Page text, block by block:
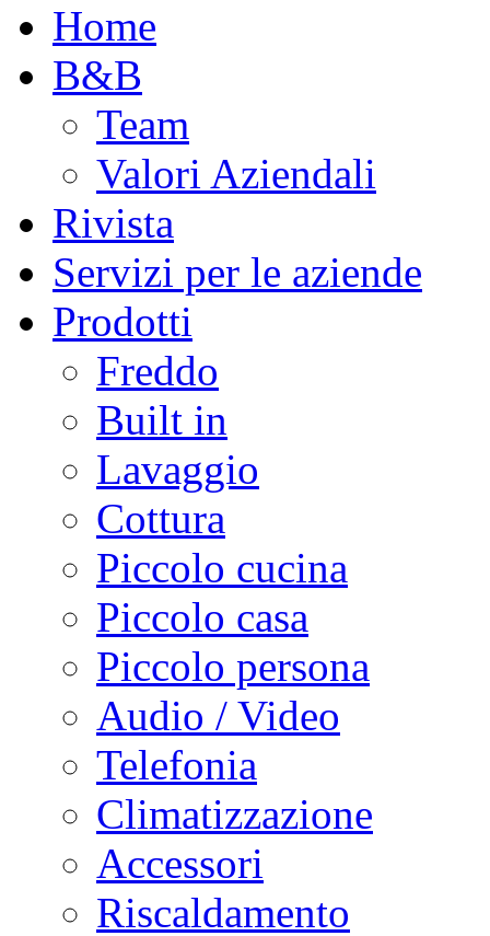
Home
B&B
Team
Valori Aziendali
Rivista
Servizi per le aziende
Prodotti
Freddo
Built in
Lavaggio
Cottura
Piccolo cucina
Piccolo casa
Piccolo persona
Audio / Video
Telefonia
Climatizzazione
Accessori
Riscaldamento